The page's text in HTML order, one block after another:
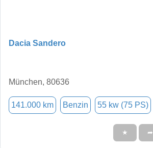
Dacia Sandero
München, 80636
141.000 km Benzin 55 kw (75 PS)
★ ➦